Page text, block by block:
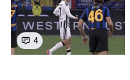
4